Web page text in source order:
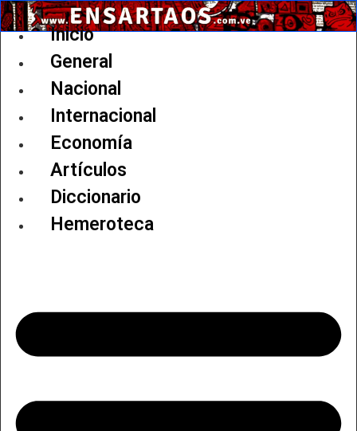
Ir
al
Inicio
General
Nacional
Internacional
Economía
Artículos
Diccionario
Hemeroteca